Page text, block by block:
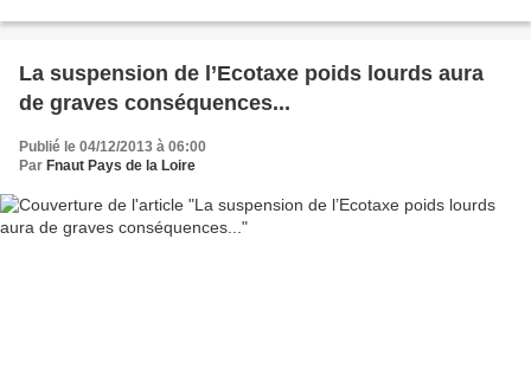
La suspension de l’Ecotaxe poids lourds aura
de graves conséquences...
Publié le 04/12/2013 à 06:00
Par Fnaut Pays de la Loire